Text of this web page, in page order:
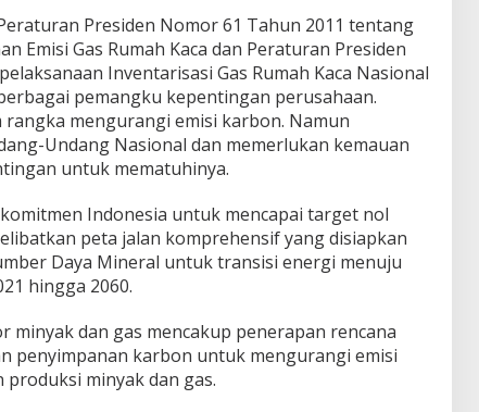
Presiden Nomor 61 Tahun 2011 tentang
Emisi Gas Rumah Kaca dan Peraturan Presiden
Inventarisasi Gas Rumah Kaca Nasional
pemangku kepentingan perusahaan.
mengurangi emisi karbon. Namun
Undang Nasional dan memerlukan kemauan
untuk mematuhinya.
Indonesia untuk mencapai target nol
peta jalan komprehensif yang disiapkan
Daya Mineral untuk transisi energi menuju
hingga 2060.
minyak dan gas mencakup penerapan rencana
penyimpanan karbon untuk mengurangi emisi
minyak dan gas.